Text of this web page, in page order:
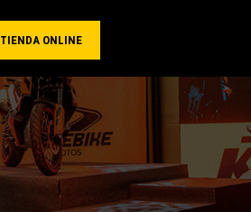
TIENDA ONLINE